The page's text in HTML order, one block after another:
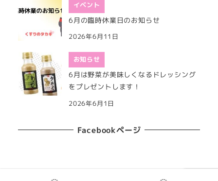
イベント
6月の臨時休業日のお知らせ
2026年6月11日
お知らせ
6月は野菜が美味しくなるドレッシング
をプレゼントします！
2026年6月1日
Facebookページ